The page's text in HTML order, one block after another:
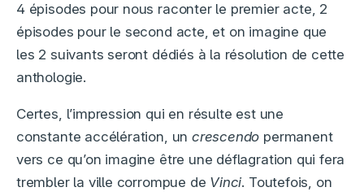
4 épisodes pour nous raconter le premier acte, 2
épisodes pour le second acte, et on imagine que
les 2 suivants seront dédiés à la résolution de cette
anthologie.
Certes, l’impression qui en résulte est une
constante accélération, un crescendo permanent
vers ce qu’on imagine être une déflagration qui fera
trembler la ville corrompue de Vinci. Toutefois, on